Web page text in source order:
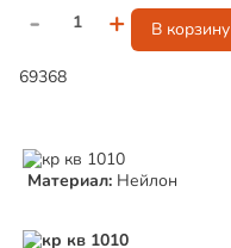
- + В корзину
69368
Материал: Нейлон